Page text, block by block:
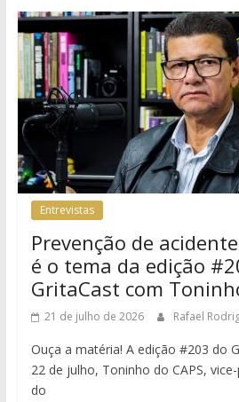
Entrevistas
Prevenção de
é o tema da edição
GritaCast com
21 de julho de 2026 Rafael
Ouça a matéria! A edição #203 do
22 de julho, Toninho do CAPS,
do